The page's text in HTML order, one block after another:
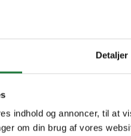
Detaljer
indhold og annoncer, til at
om din brug af vores
Forrige 1